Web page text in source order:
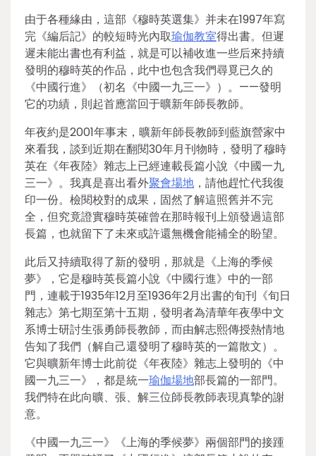
由于各種緣由，這部《穆時英選集》并未在1997年寫
完《編后記》的較短時光內取瑜伽教室得出書。但遲
遲未能出書也有利益，就是可以補收進一些后來持續
發明的穆時英的作品，此中也包含我們尋覓已久的
《中國行進》（初名《中國一九三一》）。——發明
它的功績，則起首應當回于曠新年師長教師。
年夜約是2001年事末，曠新年師長教師到藍旗營家中
來看我，談到近期在翻閱30年月刊物時，發明了穆時
英在《年夜陸》雜志上已經連載長篇小說《中國一九
三一》。我真是喜出看外聚會場地 ，請他趕忙代我復
印一份。檢閱校對的成果，固然了解這照舊并不完
全，但究竟證實穆時英確曾在那時報刊上頒發過這部
長篇，也就留下了未來或許還無機會能補全的盼望。
此后又持續取得了新的發明，那就是《上海的季候
夢》，它是穆時英長篇小說《中國行進》中的一部
門，連載于1935年12月至1936年2月出書的旬刊《旬日
雜志》第七期至第十五期，發明者為清華年夜學中文
系博士研討生張勇師長教師，而由解志熙傳授熱情地
告知了我們（解自己還發明了穆時英的一篇散文）。
它與曠新年博士此前從《年夜陸》雜志上發明的《中
國一九三一》，都是統一瑜伽場地部長篇的一部門。
我們特在此向曠、張、解三位師長教師表現真摯的謝
意。
《中國一九三一》《上海的季候夢》兩個部門的接踵